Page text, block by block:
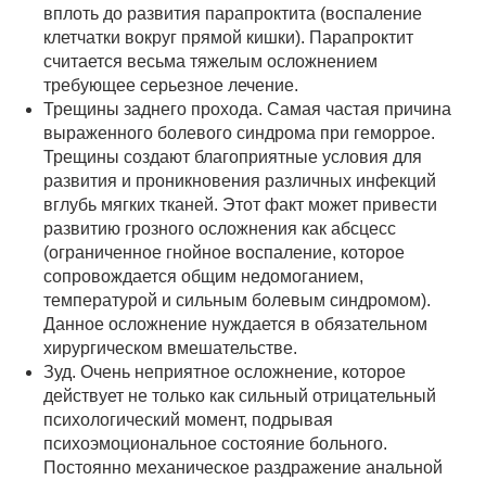
вплоть до развития парапроктита (воспаление
клетчатки вокруг прямой кишки). Парапроктит
считается весьма тяжелым осложнением
требующее серьезное лечение.
Трещины заднего прохода. Самая частая причина
выраженного болевого синдрома при геморрое.
Трещины создают благоприятные условия для
развития и проникновения различных инфекций
вглубь мягких тканей. Этот факт может привести
развитию грозного осложнения как абсцесс
(ограниченное гнойное воспаление, которое
сопровождается общим недомоганием,
температурой и сильным болевым синдромом).
Данное осложнение нуждается в обязательном
хирургическом вмешательстве.
Зуд. Очень неприятное осложнение, которое
действует не только как сильный отрицательный
психологический момент, подрывая
психоэмоциональное состояние больного.
Постоянно механическое раздражение анальной